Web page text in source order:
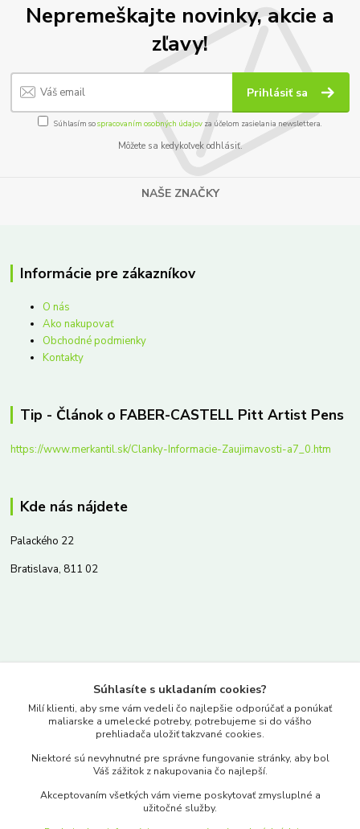
Nepremeškajte novinky, akcie a
zľavy!
Prihlásiť sa
Súhlasím sospracovaním osobných údajov za účelom zasielania newslettera.
Môžete sa kedykoľvek odhlásiť.
NAŠE ZNAČKY
Informácie pre zákazníkov
O nás
Ako nakupovať
Obchodné podmienky
Kontakty
Tip - Článok o FABER-CASTELL Pitt Artist Pens
https://www.merkantil.sk/Clanky-Informacie-Zaujimavosti-a7_0.htm
Kde nás nájdete
Palackého 22
Bratislava, 811 02
www.merkantil.sk
Pondelok-Piatok: 9.00-17.00hod.
objednavky@merkantil-obchod.sk
Súhlasíte s ukladaním cookies?
Milí klienti, aby sme vám vedeli čo najlepšie odporúčať a ponúkať
maliarske a umelecké potreby, potrebujeme si do vášho
prehliadača uložiť takzvané cookies.
Niektoré sú nevyhnutné pre správne fungovanie stránky, aby bol
Váš zážitok z nakupovania čo najlepší.
Akceptovaním všetkých vám vieme poskytovať zmysluplné a
užitočné služby.